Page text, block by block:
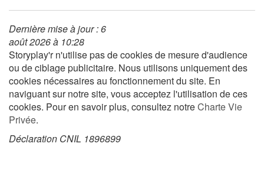
Rencontres et témoignages
Contes d'ici et d'ailleurs
Autour de la lecture
Apprendre à lire
Livre audio
Dernière mise à jour : 6
août 2026 à 10:28
Storyplay'r n'utilise pas de cookies de mesure d'audience
ou de ciblage publicitaire. Nous utilisons uniquement des
cookies nécessaires au fonctionnement du site. En
naviguant sur notre site, vous acceptez l'utilisation de ces
cookies. Pour en savoir plus, consultez notreCharte Vie
Privée.
Déclaration CNIL 1896899